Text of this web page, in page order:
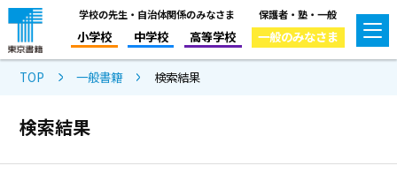
学校の先生・自治体関係のみなさま
小学校 中学校 高等学校
保護者・塾・一般
一般のみなさま
TOP 一般書籍 検索結果
検索結果